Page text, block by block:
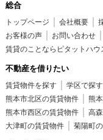
総合
トップページ 会社概要
お客様の声
お問い合わせ
賃貸のことならピタットハウ
不動産を借りたい
賃貸物件を探す 学区で探す
熊本市北区の賃貸物件
熊
熊本市西区の賃貸物件
高
大津町の賃貸物件
菊陽町